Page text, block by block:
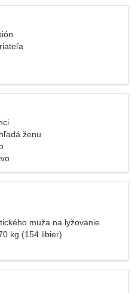
ženu
muža na lyžovanie
kg (154 libier)